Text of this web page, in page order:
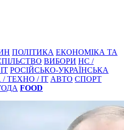
ПОЛІТИКА ЕКОНОМІКА ТА
ВИБОРИ НС /
РОСІЙСЬКО-УКРАЇНСЬКА
ТЕХНО / IT АВТО СПОРТ
FOOD